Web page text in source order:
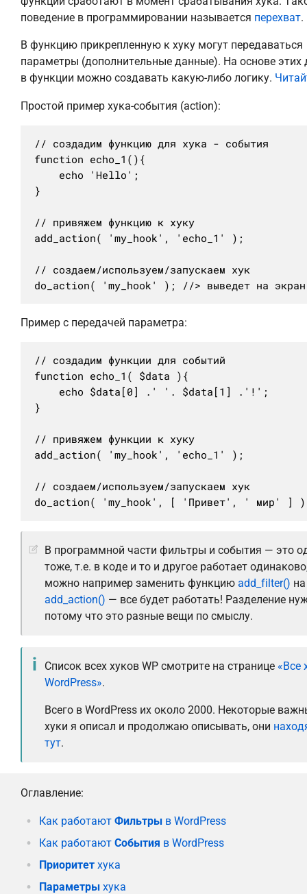
поведение в программировании называется перехват.
В функцию прикрепленную к хуку могут передаваться
параметры (дополнительные данные). На основе этих
в функции можно создавать какую-либо логику.
Простой пример хука-события (action):
// создадим функцию для хука - события
function echo_1(){
}
// привяжем функцию к хуку
add_action( 'my_hook', 'echo_1' );
// создаем/используем/запускаем хук
do_action( 'my_hook' ); //> выведет на
Пример с передачей параметра:
// создадим функции для событий
function echo_1( $data ){
}
// привяжем функции к хуку
add_action( 'my_hook', 'echo_1' );
// создаем/используем/запускаем хук
do_action( 'my_hook', [ 'Привет', ' мир' ] );
В программной части фильтры и события — это
тоже, т.е. в коде и то и другое работает
можно например заменить функцию add_filter() на
add_action() — все будет работать! Разделение
потому что это разные вещи по смыслу.
Список всех хуков WP смотрите на странице «Все
WordPress».
Всего в WordPress их около 2000. Некоторые
хуки я описал и продолжаю описывать, они
тут.
Оглавление:
Как работаютФильтры в WordPress
Как работаютСобытия в WordPress
Приоритет хука
Параметры хука